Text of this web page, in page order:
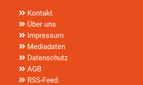
Kontakt
Über uns
Impressum
Mediadaten
Datenschutz
AGB
RSS-Feed